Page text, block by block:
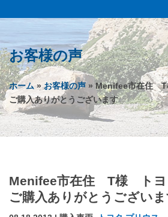
お客様の声
ホーム»お客様の声 » Menifee市在住
ご購入ありがとうございます
Menifee市在住 T様 ト
ご購入ありがとうござい